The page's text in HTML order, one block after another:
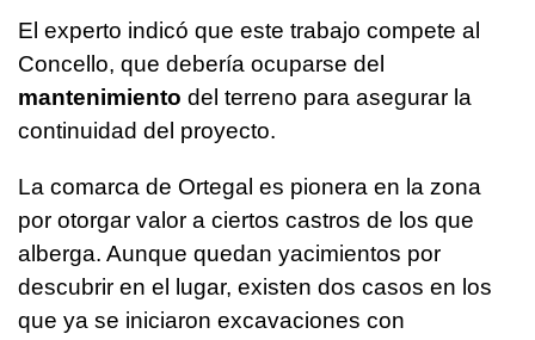
El experto indicó que este trabajo compete al
Concello, que debería ocuparse del
mantenimiento del terreno para asegurar la
continuidad del proyecto.
La comarca de Ortegal es pionera en la zona
por otorgar valor a ciertos castros de los que
alberga. Aunque quedan yacimientos por
descubrir en el lugar, existen dos casos en los
que ya se iniciaron excavaciones con